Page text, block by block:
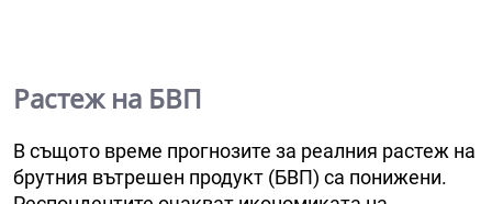
Растеж на БВП
В същото време прогнозите за реалния растеж на
брутния вътрешен продукт (БВП) са понижени.